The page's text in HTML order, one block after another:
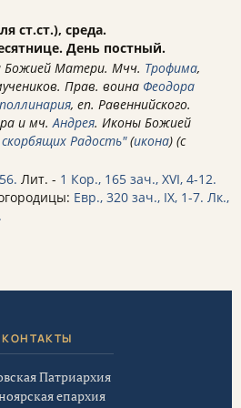
ст.ст.), среда.
День постный.
Божией Матери. Мчч. Трофима,
Прав. воина Феодора
, еп. Равеннийского.
и мч.Андрея. Иконы Божией
скорбящих Радость"(икона) (с
Лит. - 1 Кор., 165 зач., XVI, 4-12.
Евр., 320 зач., IX, 1-7. Лк.,
КОНТАКТЫ
Патриархия
епархия